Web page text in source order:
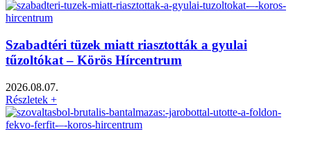
Szabadtéri tüzek miatt riasztották a gyulai
tűzoltókat – Körös Hírcentrum
2026.08.07.
Részletek +